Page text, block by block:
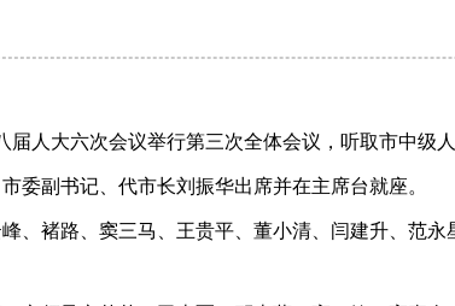
届人大六次会议举行第三次全体会议，听取市中级
委副书记、代市长刘振华出席并在主席台就座。
、褚路、窦三马、王贵平、董小清、闫建升、范